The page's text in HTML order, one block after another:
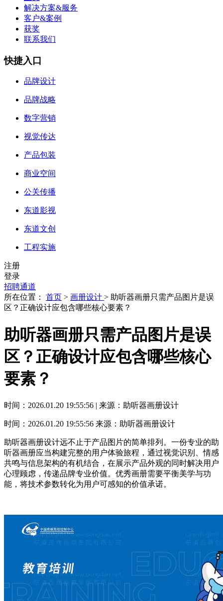
解决方案&服务
客户&案例
获奖
联系我们
快捷入口
品牌设计
品牌战略
数字营销
视觉传达
产品包装
商业空间
公关传播
东道影视
东道文创
工程实施
注册
登录
招聘通道
所在位置： 首页 > 画册设计 > 助听器画册只需产品图片是误
区？正确设计应包含哪些核心要素？
助听器画册只需产品图片是误
区？正确设计应包含哪些核心
要素？
时间：2026.01.20 19:55:56 | 来源：助听器画册设计
时间：2026.01.20 19:55:56 来源：助听器画册设计
助听器画册设计远不止于产品图片的简单排列。一份专业的助
听器画册应当构建完整的用户体验旅程，通过视觉识别、情感
共鸣与信息架构的有机结合，在展示产品外观的同时解决用户
心理顾虑，传递品牌专业价值。优秀画册需要平衡美学与功
能，将技术参数转化为用户可感知的价值承诺。